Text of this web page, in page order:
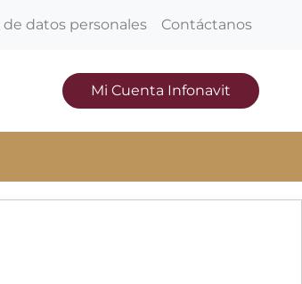
datos personales Contáctanos
Mi Cuenta Infonavit